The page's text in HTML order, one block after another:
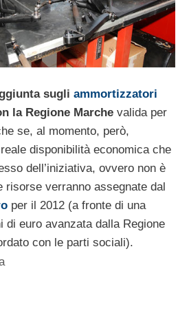
sugli ammortizzatori
la Regione Marche valida per
se, al momento, però,
disponibilità economica che
dell’iniziativa, ovvero non è
risorse verranno assegnate dal
per il 2012 (a fronte di una
di euro avanzata dalla Regione
con le parti sociali).